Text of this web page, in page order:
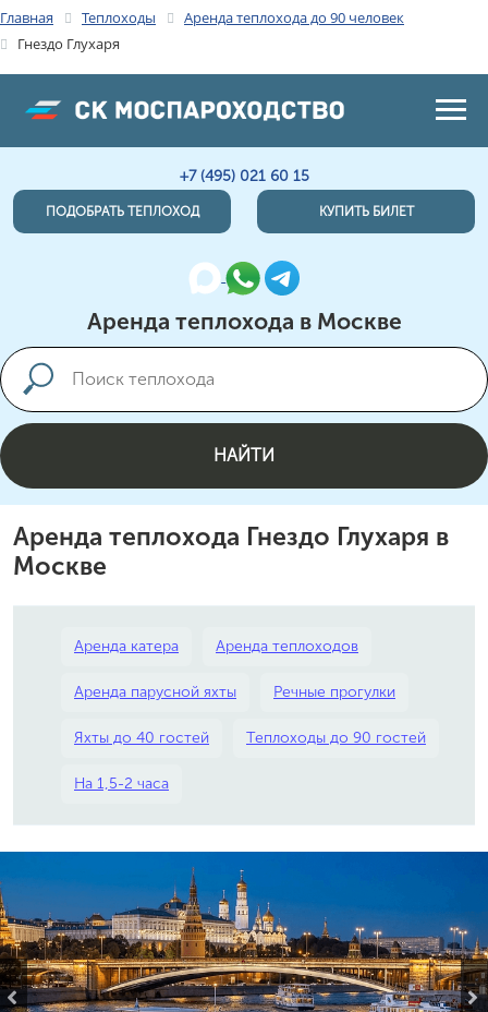
Главная Теплоходы
Аренда теплохода до 90 человек
Гнездо Глухаря
+7 (495) 021 60 15
ПОДОБРАТЬ ТЕПЛОХОД КУПИТЬ БИЛЕТ
Аренда теплохода в Москве
НАЙТИ
Аренда теплохода Гнездо Глухаря в
Москве
Аренда катера Аренда теплоходов
Аренда парусной яхты Речные прогулки
Яхты до 40 гостей Теплоходы до 90 гостей
На 1,5-2 часа